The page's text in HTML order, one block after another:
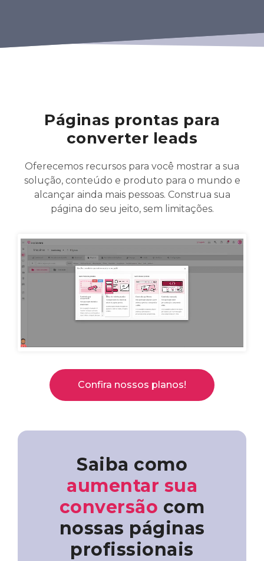
Confira nossos planos!
Páginas prontas para
converter leads
Oferecemos recursos para você mostrar a sua
solução, conteúdo e produto para o mundo e
alcançar ainda mais pessoas. Construa sua
página do seu jeito, sem limitações.
Saiba como
aumentar sua
conversão com
nossas páginas
profissionais